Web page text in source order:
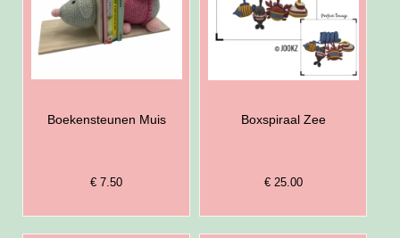
Boekensteunen Muis
€ 7.50
Boxspiraal Zee
€ 25.00